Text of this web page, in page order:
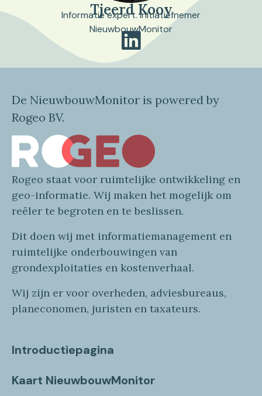
Tjeerd Kooy
Informatie expert. Initiatiefnemer
NieuwbouwMonitor
De NieuwbouwMonitor is powered by
Rogeo BV.
Rogeo staat voor ruimtelijke ontwikkeling en
geo-informatie. Wij maken het mogelijk om
reëler te begroten en te beslissen.
Dit doen wij met informatiemanagement en
ruimtelijke onderbouwingen van
grondexploitaties en kostenverhaal.
Wij zijn er voor overheden, adviesbureaus,
planeconomen, juristen en taxateurs.
Introductiepagina
Kaart NieuwbouwMonitor